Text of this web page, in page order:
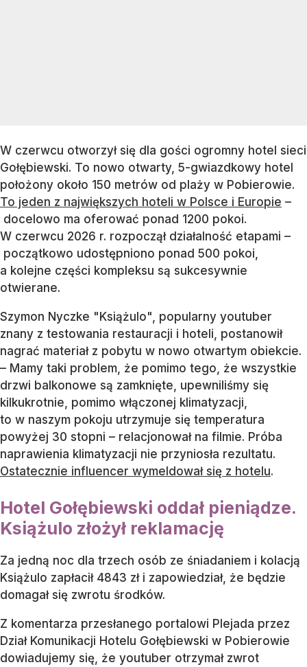
W czerwcu otworzył się dla gości ogromny hotel sieci
Gołębiewski. To nowo otwarty, 5-gwiazdkowy hotel
położony około 150 metrów od plaży w Pobierowie.
To jeden z największych hoteli w Polsce i Europie –
docelowo ma oferować ponad 1200 pokoi.
W czerwcu 2026 r. rozpoczął działalność etapami –
początkowo udostępniono ponad 500 pokoi,
a kolejne części kompleksu są sukcesywnie
otwierane.
Szymon Nyczke "Książulo", popularny youtuber
znany z testowania restauracji i hoteli, postanowił
nagrać materiał z pobytu w nowo otwartym obiekcie.
– Mamy taki problem, że pomimo tego, że wszystkie
drzwi balkonowe są zamknięte, upewniliśmy się
kilkukrotnie, pomimo włączonej klimatyzacji,
to w naszym pokoju utrzymuje się temperatura
powyżej 30 stopni – relacjonował na filmie. Próba
naprawienia klimatyzacji nie przyniosła rezultatu.
Ostatecznie influencer wymeldował się z hotelu.
Hotel Gołębiewski oddał pieniądze.
Książulo złożył reklamację
Za jedną noc dla trzech osób ze śniadaniem i kolacją
Książulo zapłacił 4843 zł i zapowiedział, że będzie
domagał się zwrotu środków.
Z komentarza przesłanego portalowi Plejada przez
Dział Komunikacji Hotelu Gołębiewski w Pobierowie
dowiadujemy się, że youtuber otrzymał zwrot